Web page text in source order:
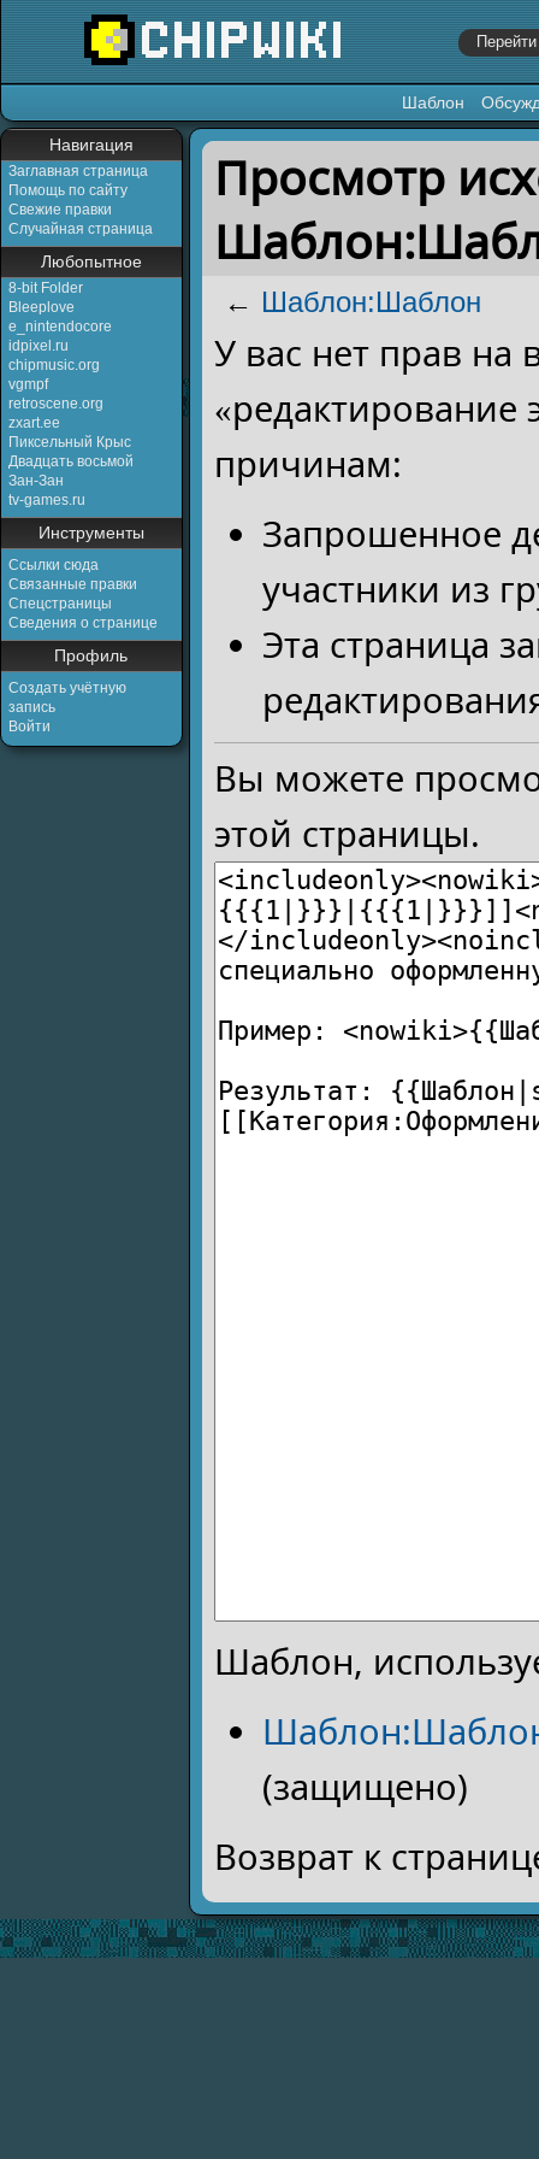
Шаблон
Навигация
Заглавная страница
Помощь по сайту
Свежие правки
Случайная страница
Любопытное
8-bit Folder
Bleeplove
e_nintendocore
idpixel.ru
chipmusic.org
vgmpf
retroscene.org
zxart.ee
Пиксельный Крыс
Двадцать восьмой
Зан-Зан
tv-games.ru
Инструменты
Ссылки сюда
Связанные правки
Спецстраницы
Сведения о странице
Профиль
Создать учётную
запись
Войти
Перейти к:навигация,поиск
Просмотр
← Шаблон:Шаблон
У вас нет прав на
причинам:
Запрошенное
участники из
Эта страница
Вы можете
этой страницы.
Шаблон,
(защищено)
Возврат к